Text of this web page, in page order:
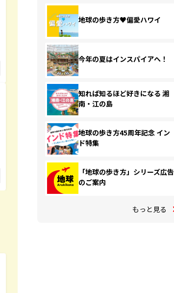
地球の歩き方♥偏愛ハワイ
今年の夏はインスパイアへ！
知れば知るほど好きになる 湘
南・江の島
地球の歩き方45周年記念 イン
ド特集
「地球の歩き方」シリーズ広告
のご案内
もっと見る